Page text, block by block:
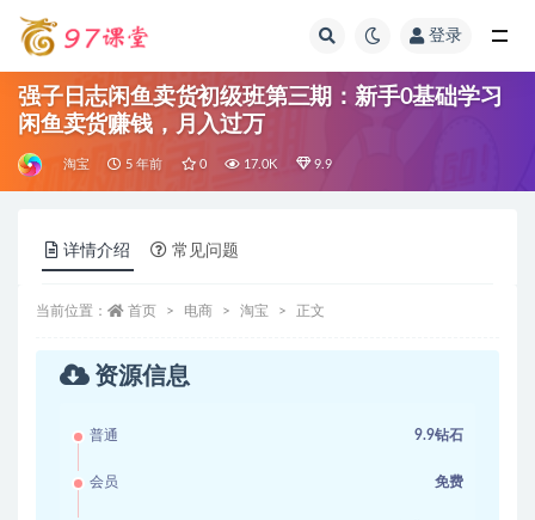
登录
强子日志闲鱼卖货初级班第三期：新手0基础学习
闲鱼卖货赚钱，月入过万
淘宝 5 年前 0 17.0K 9.9
详情介绍 常见问题
当前位置： 首页 电商 淘宝 正文
资源信息
普通 9.9钻石
会员 免费